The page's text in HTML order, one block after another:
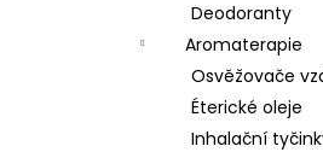
Deodoranty
Aromaterapie
Osvěžovače
Éterické oleje
Inhalační